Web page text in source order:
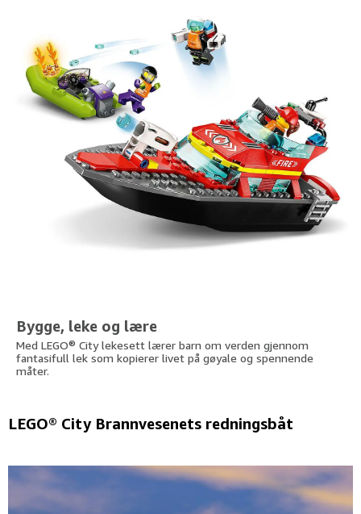
Bygge, leke og lære
Med LEGO® City lekesett lærer barn om verden gjennom
fantasifull lek som kopierer livet på gøyale og spennende
måter.
LEGO® City Brannvesenets redningsbåt